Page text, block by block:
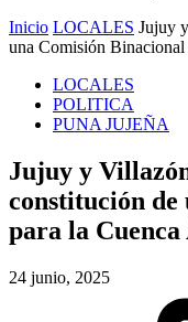
Inicio LOCALES Jujuy
una Comisión Binacional
LOCALES
POLITICA
PUNA JUJEÑA
Jujuy y
constitución de
para la
24 junio, 2025